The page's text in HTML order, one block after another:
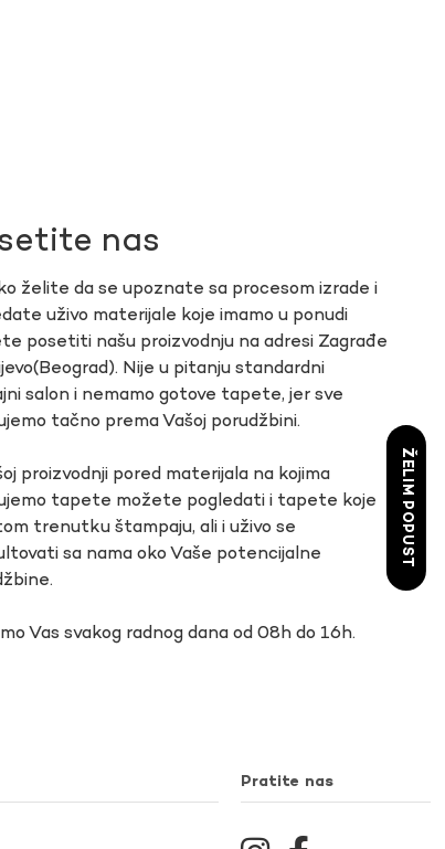
nas
želite da se upoznate sa procesom izrade i
uživo materijale koje imamo u ponudi
posetiti našu proizvodnju na adresi Zagrađe
Nije u pitanju standardni
salon i nemamo gotove tapete, jer sve
tačno prema Vašoj porudžbini.
proizvodnji pored materijala na kojima
tapete možete pogledati i tapete koje
trenutku štampaju, ali i uživo se
sa nama oko Vaše potencijalne
Vas svakog radnog dana od 08h do 16h.
Pratite nas
ŽELIM POPUST